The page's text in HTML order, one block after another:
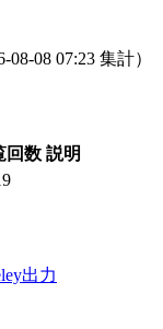
08-08 07:23 集計）
回数 説明
出力